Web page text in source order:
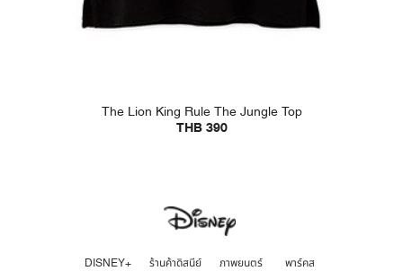
The Lion King Rule The Jungle Top
THB 390
DISNEY+ ร้านค้าดิสนีย์ ภาพยนตร์ พาร์คส